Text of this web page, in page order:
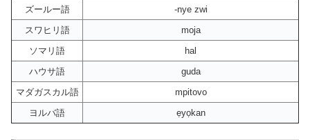
ズールー語
-nye zwi
スワヒリ語
moja
ソマリ語
hal
ハウサ語
guda
マダガスカル語
mpitovo
ヨルバ語
ẹyọkan